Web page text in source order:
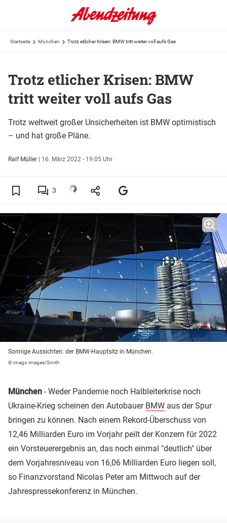
Startseite München Trotz etlicher Krisen: BMW tritt weiter voll aufs Gas
Trotz etlicher Krisen: BMW
tritt weiter voll aufs Gas
Trotz weltweit großer Unsicherheiten ist BMW optimistisch
– und hat große Pläne.
Ralf Müller | 16. März 2022 - 19:05 Uhr
3
Sonnige Aussichten: der BMW-Hauptsitz in München.
© imago images/Smith
München - Weder Pandemie noch Halbleiterkrise noch
Ukraine-Krieg scheinen den Autobauer BMW aus der Spur
bringen zu können. Nach einem Rekord-Überschuss von
12,46 Milliarden Euro im Vorjahr peilt der Konzern für 2022
ein Vorsteuerergebnis an, das noch einmal "deutlich" über
dem Vorjahresniveau von 16,06 Milliarden Euro liegen soll,
so Finanzvorstand Nicolas Peter am Mittwoch auf der
Jahrespressekonferenz in München.